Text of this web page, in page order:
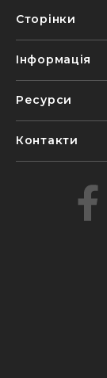
Сторінки
Інформація
Ресурси
Контакти